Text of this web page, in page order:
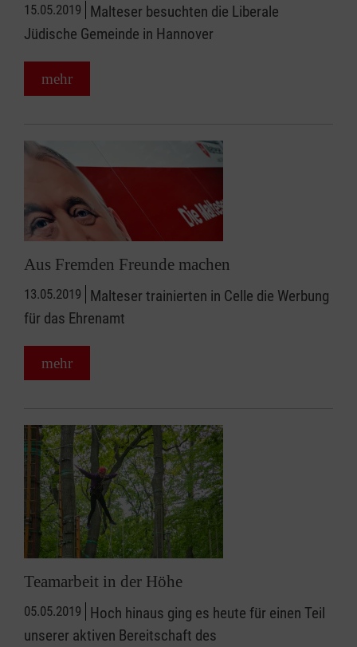
15.05.2019
Malteser besuchten die Liberale
Jüdische Gemeinde in Hannover
mehr
Aus Fremden Freunde machen
13.05.2019
Malteser trainierten in Celle die Werbung
für das Ehrenamt
mehr
Teamarbeit in der Höhe
05.05.2019
Hoch hinaus ging es heute für einen Teil
unserer aktiven Bereitschaft des